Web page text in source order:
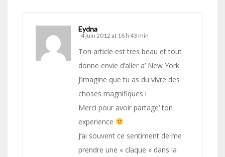
Eydna
4 juin 2012 at 16 h 43 min
Ton article est tres beau et tout
donne envie d’aller a’ New York.
J’imagine que tu as du vivre des
choses magnifiques !
Merci pour avoir partage’ ton
experience
J’ai souvent ce sentiment de me
prendre une « claque » dans la